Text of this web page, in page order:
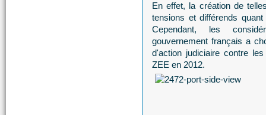
En effet, la création de
tensions et différends
Cependant, les
gouvernement français a
d'action judiciaire contre
ZEE en 2012.